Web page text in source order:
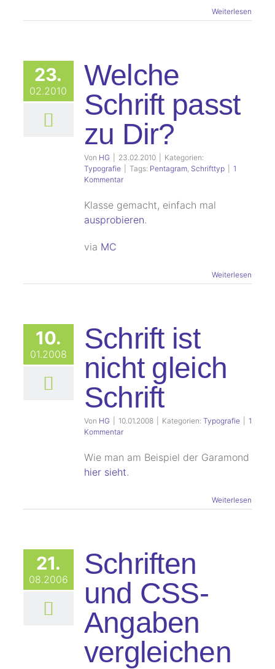
Weiterlesen
23.
02.2010
Welche
Schrift passt
zu Dir?
Von HG 23.02.2010
Kategorien:
Typografie
Tags: Pentagram, Schrifttyp
1
Kommentar
Klasse gemacht, einfach mal
ausprobieren.
via MC
Weiterlesen
10.
01.2008
Schrift ist
nicht gleich
Schrift
Von HG 10.01.2008 Kategorien: Typografie
1
Kommentar
Wie man am Beispiel der Garamond
hier sieht.
Weiterlesen
21.
08.2006
Schriften
und CSS-
Angaben
vergleichen